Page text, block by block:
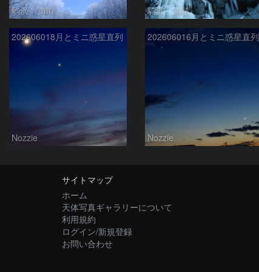
駒沢 満晴 駒沢 満晴
202606018月とミニ惑星直列
Nozzie
202606016月とミニ惑星直列
Nozzie
サイトマップ
ホーム
天体写真ギャラリーについて
利用規約
ログイン/新規登録
お問い合わせ